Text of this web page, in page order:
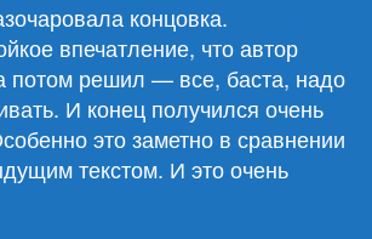
концовка.
впечатление, что автор
потом решил — все, баста, надо
И конец получился очень
это заметно в сравнении
текстом. И это очень